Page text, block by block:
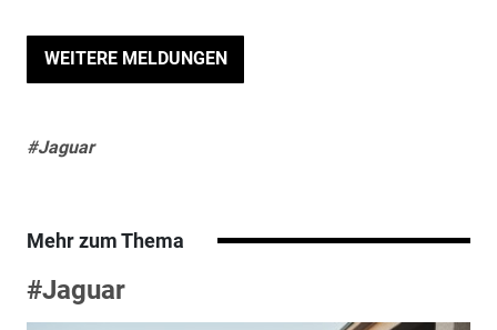
WEITERE MELDUNGEN
#Jaguar
Mehr zum Thema
#Jaguar